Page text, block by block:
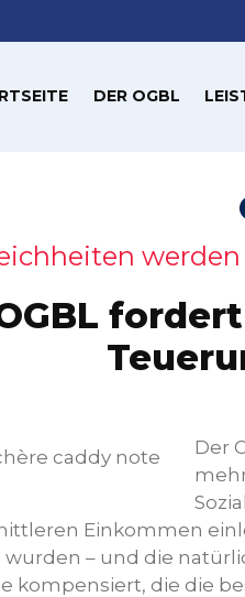
DER OGBL
Der
Einkommen
– und die
kompensiert, die die